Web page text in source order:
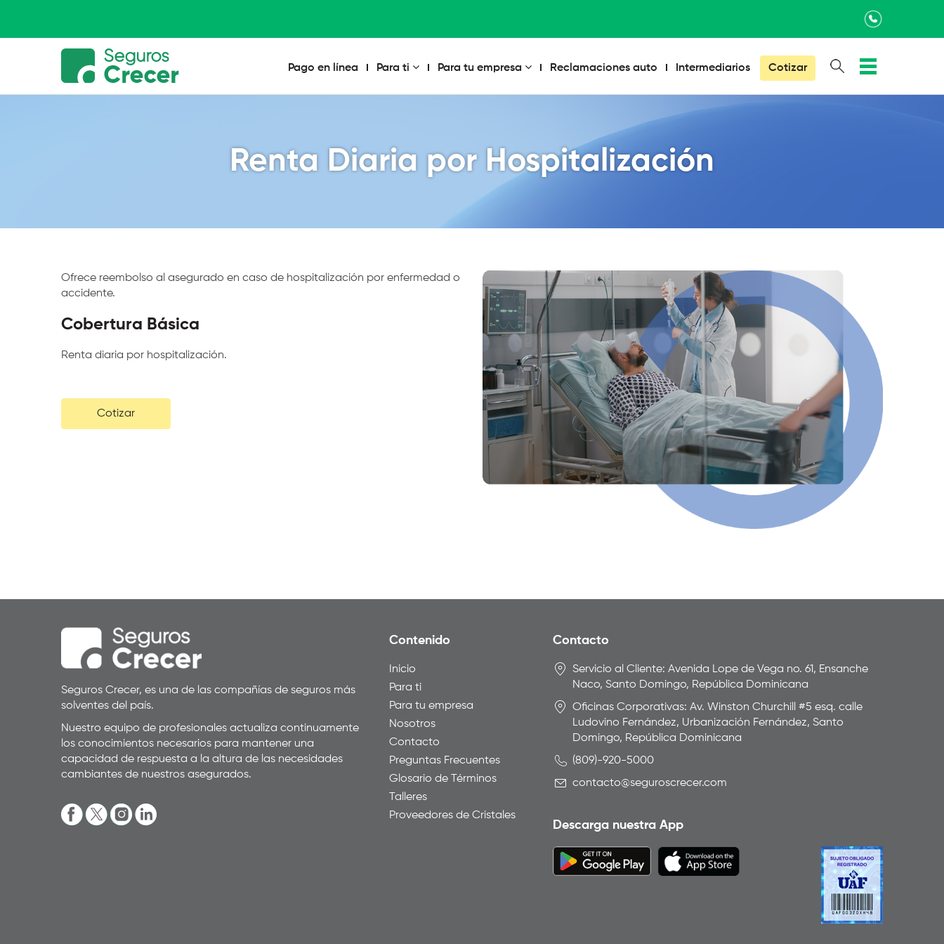
Pago en línea Para ti Para tu empresa Reclamaciones auto Intermediarios Cotizar
Renta Diaria por Hospitalización
Ofrece reembolso al asegurado en caso de hospitalización por enfermedad o
accidente.
Cobertura Básica
Renta diaria por hospitalización.
Cotizar
Seguros Crecer, es una de las compañías de seguros más
solventes del país.
Nuestro equipo de profesionales actualiza continuamente
los conocimientos necesarios para mantener una
capacidad de respuesta a la altura de las necesidades
cambiantes de nuestros asegurados.
Contenido
Inicio
Para ti
Para tu empresa
Nosotros
Contacto
Preguntas Frecuentes
Glosario de Términos
Talleres
Proveedores de Cristales
Contacto
Servicio al Cliente: Avenida Lope de Vega no. 61, Ensanche
Naco, Santo Domingo, República Dominicana
Oficinas Corporativas: Av. Winston Churchill #5 esq. calle
Ludovino Fernández, Urbanización Fernández, Santo
Domingo, República Dominicana
(809)-920-5000
contacto@seguroscrecer.com
Descarga nuestra App